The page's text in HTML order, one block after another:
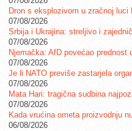
Dron s eksplozivom u zračnoj
07/08/2026
Srbija i Ukrajina: streljivo i
07/08/2026
Njemačka: AfD povećao prednost
07/08/2026
Je li NATO previše zastarjela
07/08/2026
Mata Hari: tragična sudbina
07/08/2026
Kada vrućina ometa proizvodnju
06/08/2026